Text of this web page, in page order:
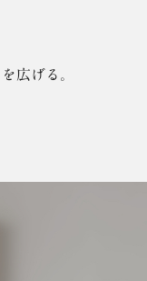
広げる。